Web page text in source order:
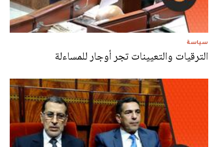
سياسة
الترقيات والتعيينات تجر أوجار للمساءلة